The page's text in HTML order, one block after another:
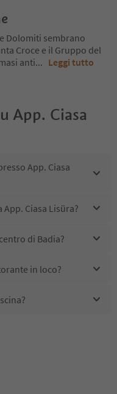
Dolomiti sembrano
Croce e il Gruppo del
anti... Leggi tutto
App. Ciasa
App. Ciasa
Ciasa Lisüra?
di Badia?
in loco?
App. Ciasa
l'Alto Adige Guest